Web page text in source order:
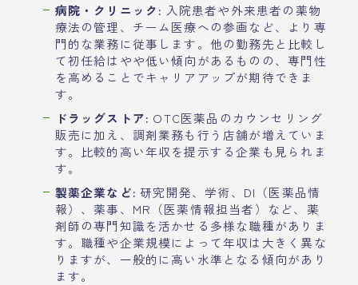
病院・クリニック: 入院患者や外来患者の薬物
療法の管理、チーム医療への参画など、より専
門的な業務に従事します。他の勤務先と比較し
て初任給はやや低い傾向があるものの、専門性
を高めることでキャリアアップが期待できま
す。
ドラッグストア: OTC医薬品のカウンセリング
販売に加え、調剤業務も行う店舗が増えていま
す。比較的高い年収を提示する企業も見られま
す。
製薬企業など: 研究開発、学術、DI（医薬品情
報）、薬事、MR（医薬情報担当者）など、薬
剤師の専門知識を活かせる多様な職種がありま
す。職種や企業規模によって年収は大きく異な
りますが、一般的に高い水準となる傾向があり
ます。